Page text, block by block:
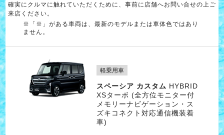
確実にクルマに触れていただくために、事前に店舗へお問い合せの上ご
来店ください。
※「※」がある車両は、最新のモデルまたは車体色ではあり
ません。
軽乗用車
スペーシア カスタム HYBRID
XSターボ (全方位モニター付
メモリーナビゲーション・ス
ズキコネクト対応通信機装着
車)